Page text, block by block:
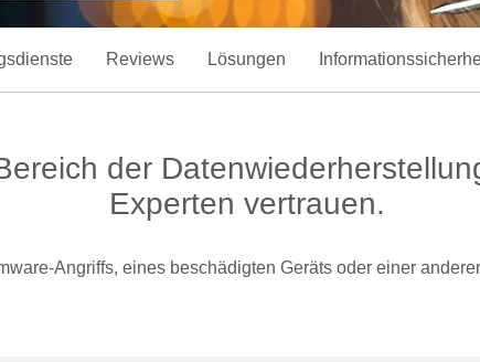
Reviews Lösungen
der
Experten vertrauen.
Angriffs, eines beschädigten Geräts oder einer